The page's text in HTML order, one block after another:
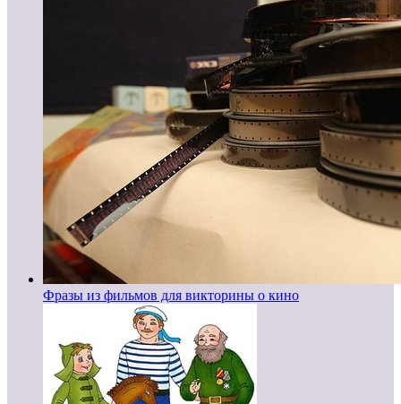
Фразы из фильмов для викторины о кино